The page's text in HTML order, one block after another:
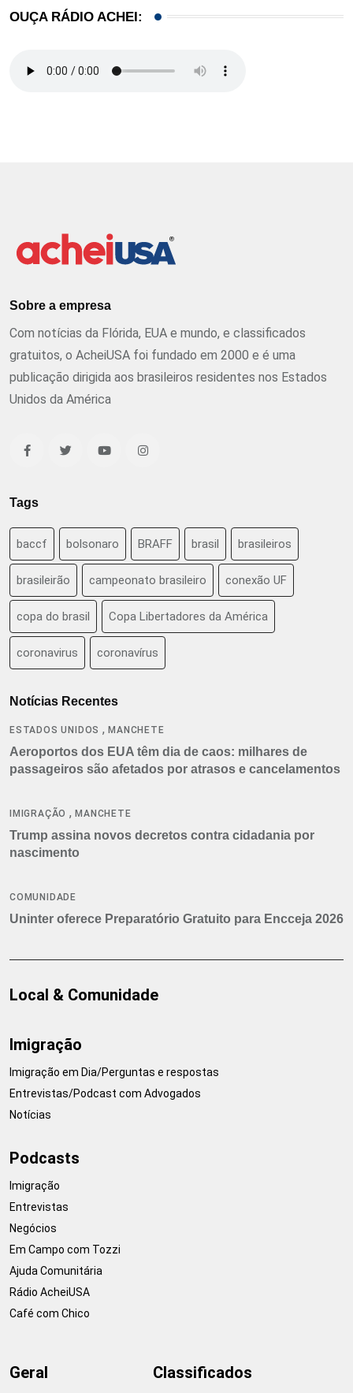
OUÇA RÁDIO ACHEI:
Sobre a empresa
Com notícias da Flórida, EUA e mundo, e classificados
gratuitos, o AcheiUSA foi fundado em 2000 e é uma
publicação dirigida aos brasileiros residentes nos Estados
Unidos da América
Tags
baccf bolsonaro BRAFF brasil brasileiros
brasileirão campeonato brasileiro conexão UF
copa do brasil Copa Libertadores da América
coronavirus coronavírus
Notícias Recentes
ESTADOS UNIDOS ,MANCHETE
Aeroportos dos EUA têm dia de caos: milhares de
passageiros são afetados por atrasos e cancelamentos
IMIGRAÇÃO ,MANCHETE
Trump assina novos decretos contra cidadania por
nascimento
COMUNIDADE
Uninter oferece Preparatório Gratuito para Encceja 2026
Local & Comunidade
Imigração
Imigração em Dia/Perguntas e respostas
Entrevistas/Podcast com Advogados
Notícias
Podcasts
Imigração
Entrevistas
Negócios
Em Campo com Tozzi
Ajuda Comunitária
Rádio AcheiUSA
Café com Chico
Geral Classificados